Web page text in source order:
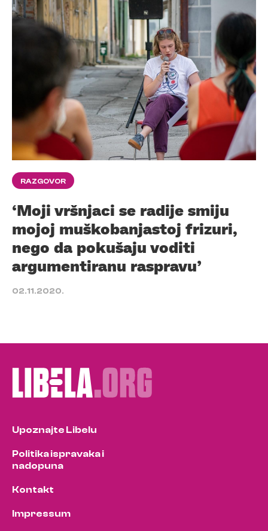
RAZGOVOR
‘Moji vršnjaci se radije smiju
mojoj muškobanjastoj frizuri,
nego da pokušaju voditi
argumentiranu raspravu’
02.11.2020.
Upoznajte Libelu
Politika ispravaka i
nadopuna
Kontakt
Impressum